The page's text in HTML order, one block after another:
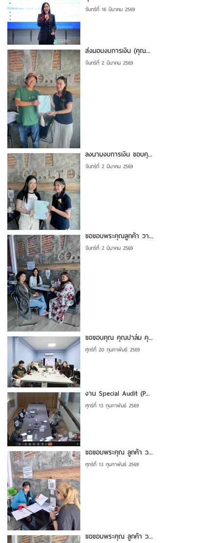
จันทร์ที่ 16 มีนาคม 2569
ส่งมอบงบการเงิน (คุณ...
จันทร์ที่ 2 มีนาคม 2569
ลงนามงบการเงิน ขอบคุ...
จันทร์ที่ 2 มีนาคม 2569
ขอขอบพระคุณลูกค้า วา...
จันทร์ที่ 2 มีนาคม 2569
ขอขอบคุณ คุณปาล์ม คุ...
ศุกร์ที่ 20 กุมภาพันธ์ 2569
งาน Special Audit (P...
ศุกร์ที่ 13 กุมภาพันธ์ 2569
ขอขอบพระคุณ ลูกค้า ว...
ศุกร์ที่ 13 กุมภาพันธ์ 2569
ขอขอบพระคุณ ลูกค้า ว...